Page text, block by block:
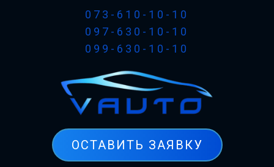
073-610-10-10
097-630-10-10
099-630-10-10
ОСТАВИТЬ ЗАЯВКУ